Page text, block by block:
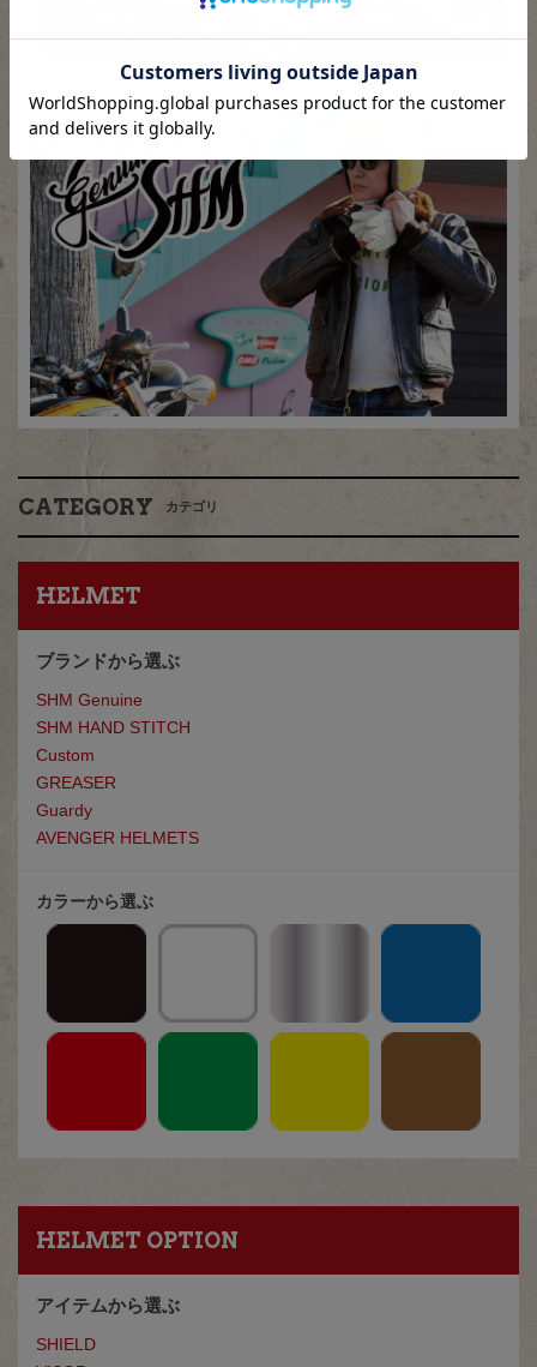
CATEGORY カテゴリ
HELMET
ブランドから選ぶ
SHM Genuine
SHM HAND STITCH
Custom
GREASER
Guardy
AVENGER HELMETS
カラーから選ぶ
HELMET OPTION
アイテムから選ぶ
SHIELD